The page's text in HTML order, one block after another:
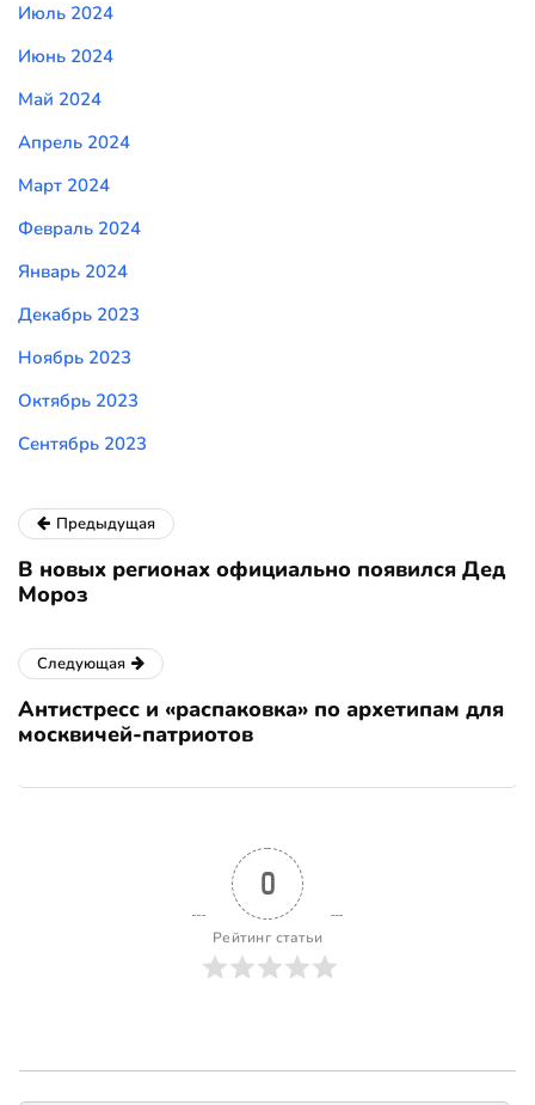
Июль 2024
Июнь 2024
Май 2024
Апрель 2024
Март 2024
Февраль 2024
Январь 2024
Декабрь 2023
Ноябрь 2023
Октябрь 2023
Сентябрь 2023
Предыдущая
В новых регионах официально появился Дед
Мороз
Следующая
Антистресс и «распаковка» по архетипам для
москвичей-патриотов
0
Рейтинг статьи